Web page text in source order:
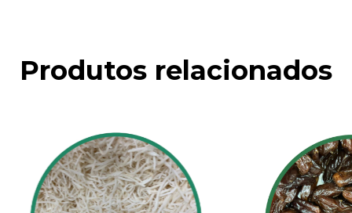
Produtos relacionados